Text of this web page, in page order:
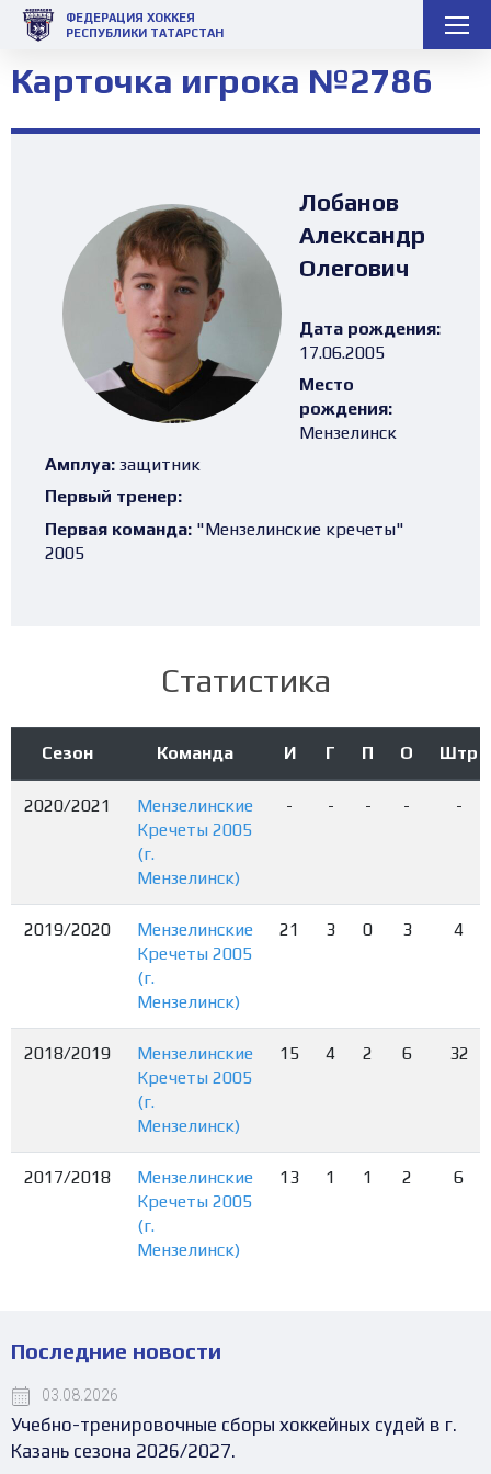
ФЕДЕРАЦИЯ ХОККЕЯ
РЕСПУБЛИКИ ТАТАРСТАН
Карточка игрока №2786
Лобанов
Александр
Олегович
Дата рождения:
17.06.2005
Место
рождения:
Мензелинск
Амплуа: защитник
Первый тренер:
Первая команда: "Мензелинские кречеты"
2005
Статистика
Сезон Команда И Г П О Штр
2020/2021
Мензелинские
Кречеты 2005
(г.
Мензелинск)
- - - - -
2019/2020
Мензелинские
Кречеты 2005
(г.
Мензелинск)
21 3 0 3 4
2018/2019
Мензелинские
Кречеты 2005
(г.
Мензелинск)
15 4 2 6 32
2017/2018
Мензелинские
Кречеты 2005
(г.
Мензелинск)
13 1 1 2 6
Последние новости
03.08.2026
Учебно-тренировочные сборы хоккейных судей в г.
Казань сезона 2026/2027.